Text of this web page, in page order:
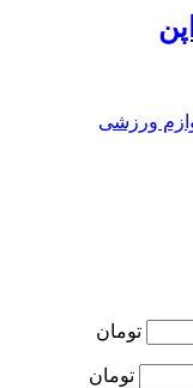
ورزشی
تومان
تومان